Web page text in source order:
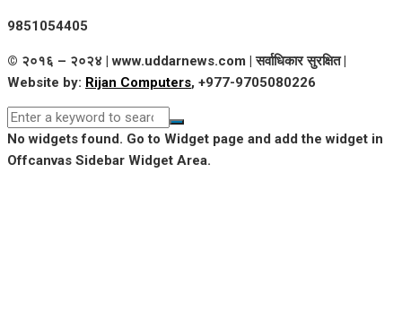
9851054405
© २०१६ – २०२४ | www.uddarnews.com | सर्वाधिकार सुरक्षित |
Website by: Rijan Computers, +977-9705080226
No widgets found. Go to Widget page and add the widget in
Offcanvas Sidebar Widget Area.